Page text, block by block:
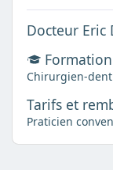
Docteur Eric
Formation
Chirurgien-
Tarifs et
Praticien